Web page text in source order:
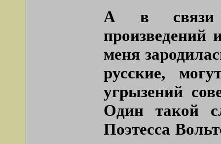
А в связи
произведений
меня
русские,
угрызений
Один такой
Поэтесса